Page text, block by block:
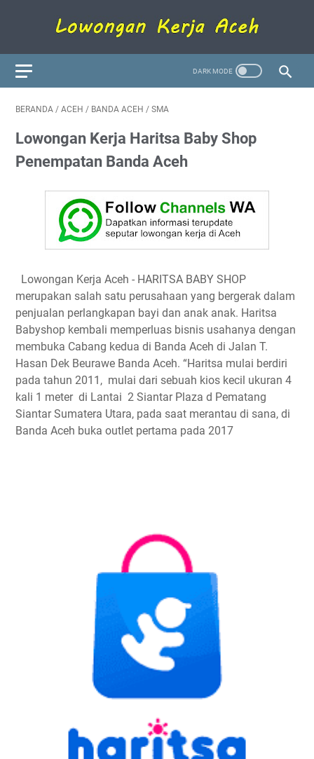
BERANDA / ACEH / BANDA ACEH / SMA
Lowongan Kerja Haritsa Baby Shop
Penempatan Banda Aceh
Lowongan Kerja Aceh - HARITSA BABY SHOP
merupakan salah satu perusahaan yang bergerak dalam
penjualan perlangkapan bayi dan anak anak. Haritsa
Babyshop kembali memperluas bisnis usahanya dengan
membuka Cabang kedua di Banda Aceh di Jalan T.
Hasan Dek Beurawe Banda Aceh. “Haritsa mulai berdiri
pada tahun 2011, mulai dari sebuah kios kecil ukuran 4
kali 1 meter di Lantai 2 Siantar Plaza d Pematang
Siantar Sumatera Utara, pada saat merantau di sana, di
Banda Aceh buka outlet pertama pada 2017